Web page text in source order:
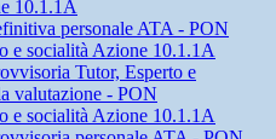
10.1.1A
personale ATA - PON
e socialità Azione 10.1.1A
Tutor, Esperto e
valutazione - PON
e socialità Azione 10.1.1A